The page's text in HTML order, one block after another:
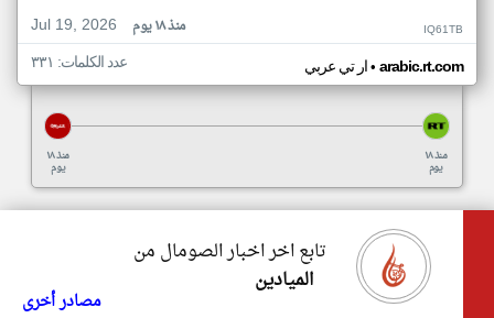
Jul 19, 2026
منذ ١٨ يوم IQ61TB
ار تي عربي• arabic.rt.com عدد الكلمات: ٣٣١
منذ ١٨
يوم
منذ ١٨
يوم
تابع اخر اخبار الصومال من
الميادين
مصادر أخرى